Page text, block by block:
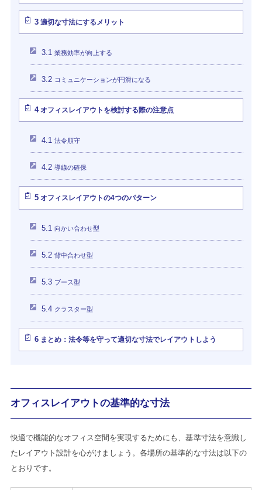
3適切な寸法にするメリット
3.1 業務効率が向上する
3.2 コミュニケーションが円滑になる
4オフィスレイアウトを検討する際の注意点
4.1 法令順守
4.2 導線の確保
5オフィスレイアウトの4つのパターン
5.1 向かい合わせ型
5.2 背中合わせ型
5.3 ブース型
5.4 クラスター型
6まとめ：法令等を守って適切な寸法でレイアウトしよう
オフィスレイアウトの基準的な寸法
快適で機能的なオフィス空間を実現するためにも、基準寸法を意識し
たレイアウト設計を心がけましょう。各場所の基準的な寸法は以下の
とおりです。